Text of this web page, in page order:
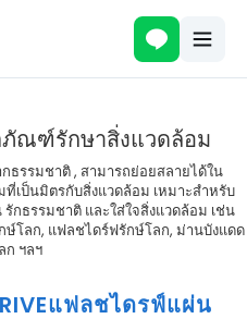
ณฑ์รักษาสิ่งแวดล้อม
รรมชาติ , สามารถย่อยสลายได้ใน
เป็นมิตรกับสิ่งแวดล้อม เหมาะสำหรับ
กธรรมชาติ และใส่ใจสิ่งแวดล้อม เช่น
โลก, แฟลชไดร์ฟรักษ์โลก, ม่านบังแดด
ก ฯลฯ
แฟลชไดรฟ์แผ่น